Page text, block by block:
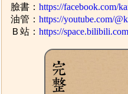
臉書：https://facebook.com/
油管：https://youtube.com/
Ｂ站：https://